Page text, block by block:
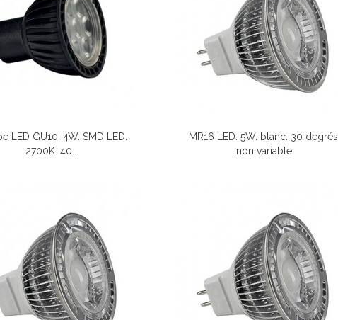
LED GU10. 4W. SMD LED.
2700K. 40...
MR16 LED. 5W. blanc. 30 degrés.
non variable